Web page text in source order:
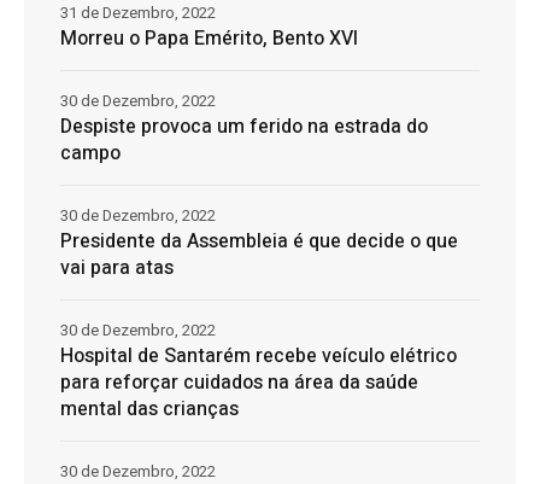
Morreu o Papa Emérito, Bento XVI
31 de Dezembro, 2022
Despiste provoca um ferido na estrada do
campo
30 de Dezembro, 2022
Presidente da Assembleia é que decide o que
vai para atas
30 de Dezembro, 2022
Hospital de Santarém recebe veículo elétrico
para reforçar cuidados na área da saúde
mental das crianças
30 de Dezembro, 2022
30 de Dezembro, 2022